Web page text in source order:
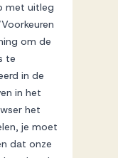
met uitleg
om de
te
in de
in het
het
je moet
dat onze